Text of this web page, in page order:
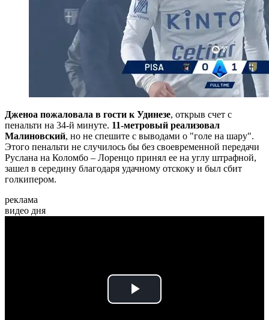
Дженоа пожаловала в гости к Удинезе, открыв счет с
пенальти на 34-й минуте. 11-метровый реализовал
Малиновский, но не спешите с выводами о "голе на шару".
Этого пенальти не случилось бы без своевременной передачи
Руслана на Коломбо – Лоренцо принял ее на углу штрафной,
зашел в середину благодаря удачному отскоку и был сбит
голкипером.
реклама
видео дня
Play